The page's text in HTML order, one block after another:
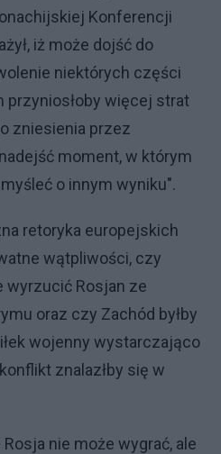
Konferencji
iż może dojść do
niektórych części
przyniosłoby więcej strat
zniesienia przez
moment, w którym
o innym wyniku".
retoryka europejskich
wątpliwości, czy
wyrzucić Rosjan ze
oraz czy Zachód byłby
wojenny wystarczająco
znalazłby się w
nie może wygrać, ale